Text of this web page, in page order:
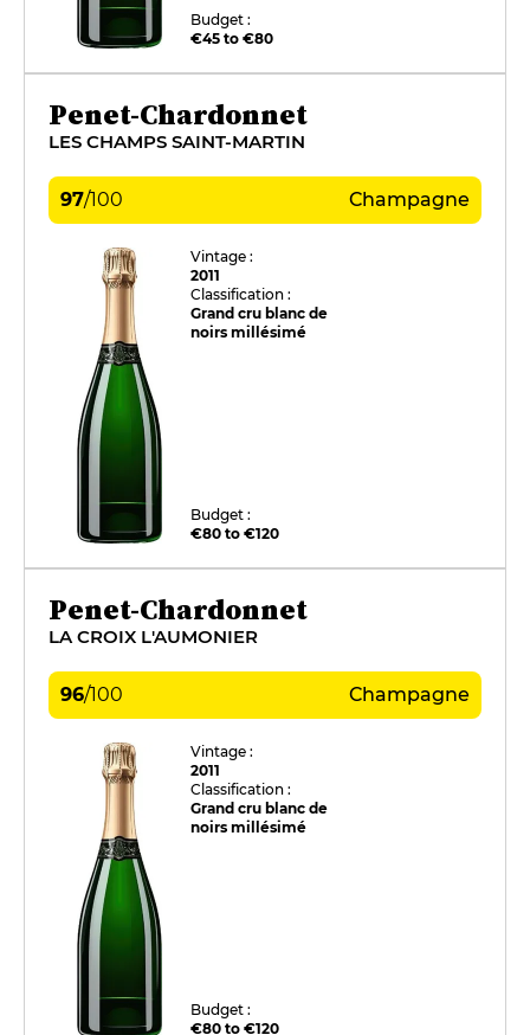
Budget :
€45 to €80
Penet-Chardonnet
LES CHAMPS SAINT-MARTIN
97/100 Champagne
Vintage :
2011
Classification :
Grand cru blanc de
noirs millésimé
Budget :
€80 to €120
Penet-Chardonnet
LA CROIX L'AUMONIER
96/100 Champagne
Vintage :
2011
Classification :
Grand cru blanc de
noirs millésimé
Budget :
€80 to €120